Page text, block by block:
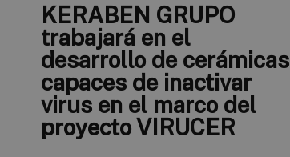
KERABEN GRUPO
trabajará en el
desarrollo de cerámicas
capaces de inactivar
virus en el marco del
proyecto VIRUCER